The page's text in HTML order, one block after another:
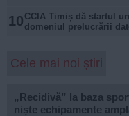
10 CCIA Timiș dă startul
domeniul prelucrării
Cele mai noi știri
„Recidivă” la baza
niște echipamente